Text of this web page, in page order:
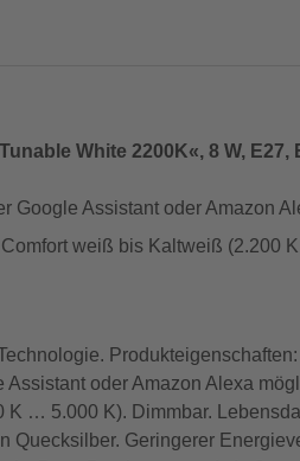
White 2200K«, 8 W, E27,
Google Assistant oder Amazon
weiß bis Kaltweiß (2.200
oder Amazon Alexa
… 5.000 K). Dimmbar.
Quecksilber. Geringerer